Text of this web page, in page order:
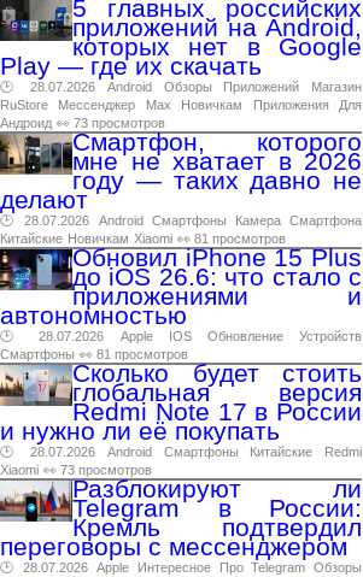
5 главных российских
приложений на Android,
которых нет в Google
Play — где их скачать
🕑 28.07.2026 Android Обзоры Приложений
Магазин
RuStore
Мессенджер Max Новичкам Приложения
Для
Андроид 👀 73 просмотров
Смартфон, которого
мне не хватает в 2026
году — таких давно не
делают
🕑 28.07.2026 Android Смартфоны Камера Смартфона
Китайские Новичкам Xiaomi 👀 81 просмотров
Обновил iPhone 15 Plus
до iOS 26.6: что стало с
приложениями и
автономностью
🕑 28.07.2026 Apple IOS Обновление
Устройств
Смартфоны 👀 81 просмотров
Сколько будет стоить
глобальная версия
Redmi Note 17 в России
и нужно ли её покупать
🕑 28.07.2026 Android Смартфоны Китайские
Redmi
Xiaomi 👀 73 просмотров
Разблокируют ли
Telegram в России:
Кремль подтвердил
переговоры с мессенджером
🕑 28.07.2026 Apple Интересное Про Telegram Обзоры